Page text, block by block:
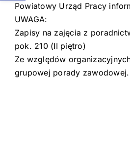
Powiatowy Urząd Pracy
UWAGA:
Zapisy na zajęcia z
pok. 210 (II piętro)
Ze względów
grupowej porady zawodowej.